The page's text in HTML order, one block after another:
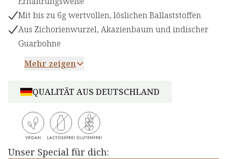
Mit bis zu 6g wertvollen, löslichen Ballaststoffen
Aus Zichorienwurzel, Akazienbaum und indischer
Guarbohne
Mehr zeigen
QUALITÄT AUS DEUTSCHLAND
Unser Special für dich: